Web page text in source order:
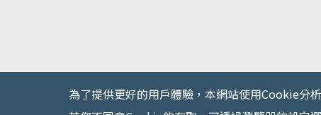
為了提供更好的用戶體驗，本網站使用Cookie分